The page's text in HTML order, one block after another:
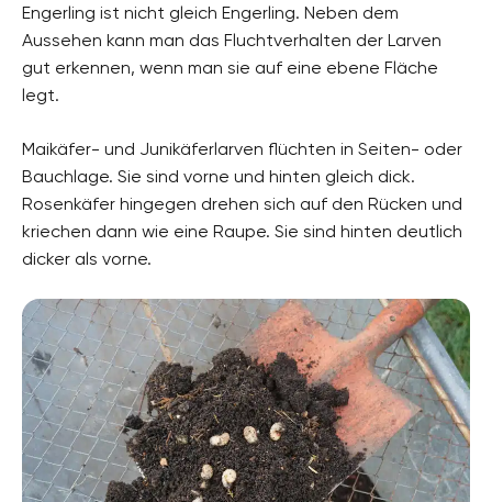
Engerling ist nicht gleich Engerling. Neben dem
Aussehen kann man das Fluchtverhalten der Larven
gut erkennen, wenn man sie auf eine ebene Fläche
legt.
Maikäfer- und Junikäferlarven flüchten in Seiten- oder
Bauchlage. Sie sind vorne und hinten gleich dick.
Rosenkäfer hingegen drehen sich auf den Rücken und
kriechen dann wie eine Raupe. Sie sind hinten deutlich
dicker als vorne.